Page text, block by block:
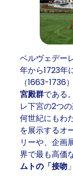
ベルヴェデー
年から1723年
（1663-1736
宮殿群である
レ下宮の2つ
何世紀にもわ
を展示するオ
リーや、企画
界で最も高価
ムトの「接吻